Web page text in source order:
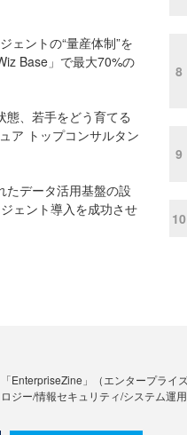
ェントの“量産体制”を
Base」で最大70%の
態、若手をどう育てる
ア トップコンサルタン
たデータ活用基盤の設
ェント導入を成功させ
8
9
10
「EnterpriseZine」（エンタープラ
ロジー/情報セキュリティ/システム運